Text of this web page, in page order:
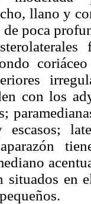
llano y
poca
con los
situados en